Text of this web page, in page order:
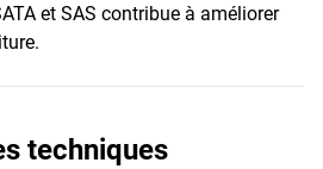
et SAS contribue à améliorer
techniques